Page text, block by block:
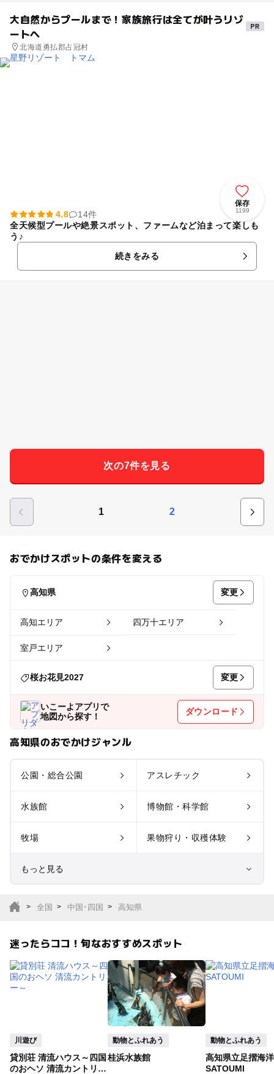
大自然からプールまで！家族旅行は全てが叶うリゾ
ートへ
北海道勇払郡占冠村
保存
1199
4.8
14件
全天候型プールや絶景スポット、ファームなど泊まって楽しも
う♪
続きをみる
次の7件を見る
1 2
おでかけスポットの条件を変える
高知県 変更
高知エリア 四万十エリア
室戸エリア
桜お花見2027 変更
いこーよアプリで
地図から探す！
ダウンロード
高知県のおでかけジャンル
公園・総合公園 アスレチック
水族館 博物館・科学館
牧場 果物狩り・収穫体験
もっと見る
サファリパーク
植物園・フラワーパー
ク
バーベキュー
釣り 自然景観
いちご狩り
全国 中国･四国 高知県
迷ったらココ！旬なおすすめスポット
川遊び
貸別荘 清流ハウス～四国
のおヘソ 清流カントリー
動物とふれあう
桂浜水族館
動物とふれあう
高知県立足摺海
SATOUMI